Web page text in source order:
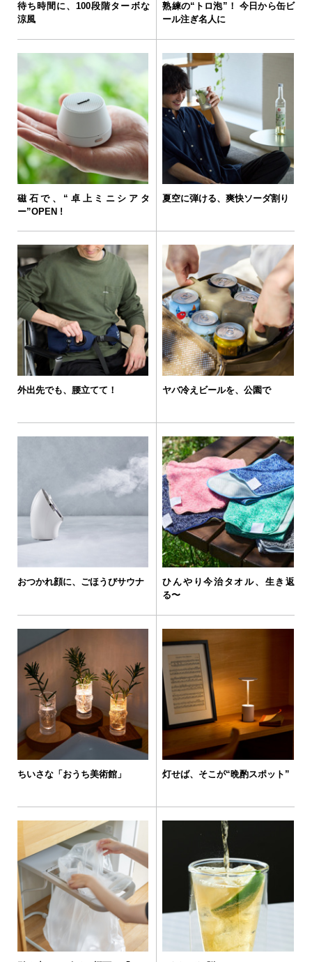
待ち時間に、100段階ターボな
涼風
熟練の“トロ泡”！ 今日から缶ビ
ール注ぎ名人に
磁石で、“卓上ミニシアタ
ー”OPEN !
夏空に弾ける、爽快ソーダ割り
外出先でも、腰立てて！ ヤバ冷えビールを、公園で
おつかれ顔に、ごほうびサウナ
ひんやり今治タオル、生き返
る〜
ちいさな「おうち美術館」 灯せば、そこが“晩酌スポット”